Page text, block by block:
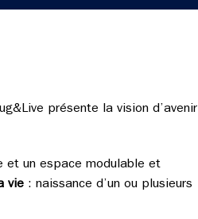
présente la vision d’avenir
et un espace modulable et
vie: naissance d’un ou plusieurs